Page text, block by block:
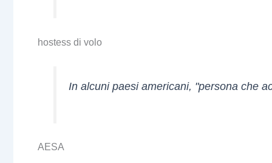
hostess di volo
In alcuni paesi americani, "persona che
AESA